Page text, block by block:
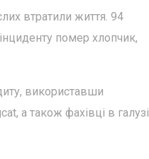
втратили життя. 94
помер хлопчик,
використавши
а також фахівці в галузі